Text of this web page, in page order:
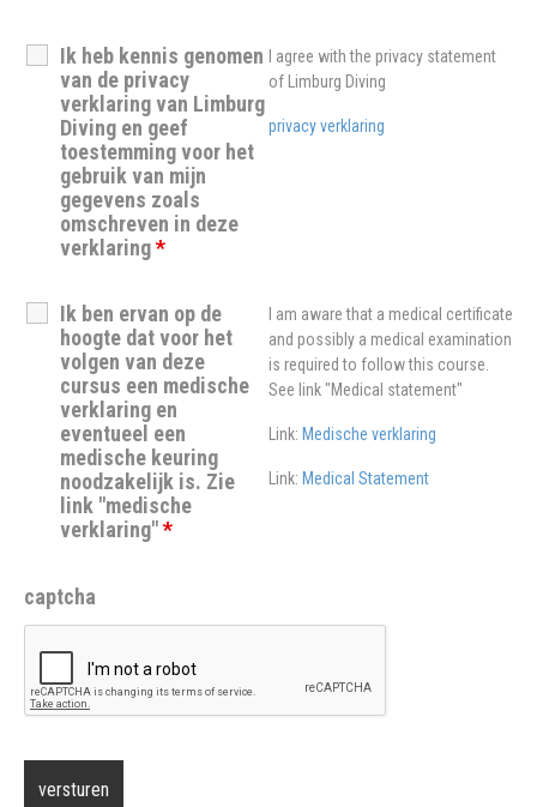
Ik heb kennis genomen
van de privacy
verklaring van Limburg
Diving en geef
toestemming voor het
gebruik van mijn
gegevens zoals
omschreven in deze
verklaring*
I agree with the privacy statement
of Limburg Diving
privacy verklaring
Ik ben ervan op de
hoogte dat voor het
volgen van deze
cursus een medische
verklaring en
eventueel een
medische keuring
noodzakelijk is. Zie
link "medische
verklaring"*
I am aware that a medical certificate
and possibly a medical examination
is required to follow this course.
See link "Medical statement"
Link: Medische verklaring
Link: Medical Statement
captcha